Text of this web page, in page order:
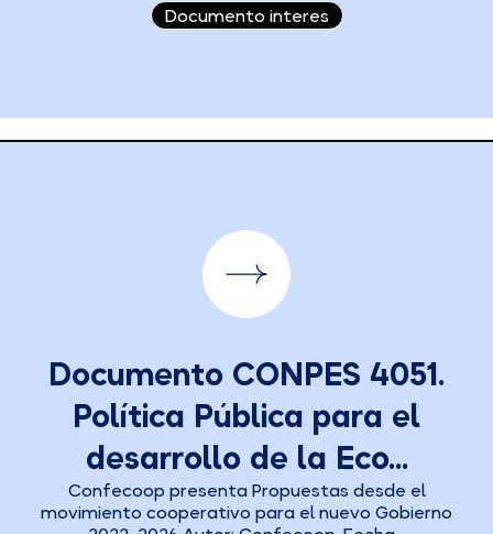
Documento interes
Documento CONPES 4051.
Política Pública para el
desarrollo de la Eco...
Confecoop presenta Propuestas desde el
movimiento cooperativo para el nuevo Gobierno